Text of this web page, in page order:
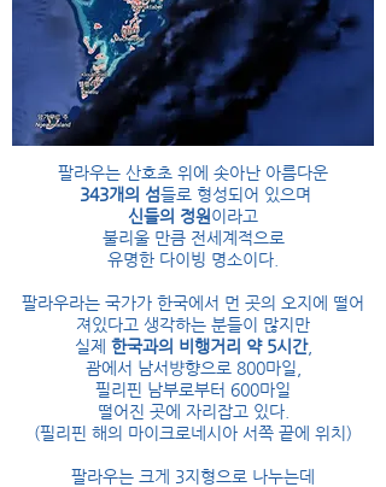
팔라우는 산호초 위에 솟아난 아름다운
343개의 섬들로 형성되어 있으며
신들의 정원이라고
불리울 만큼 전세계적으로
유명한 다이빙 명소이다.
팔라우라는 국가가 한국에서 먼 곳의 오지에 떨어
져있다고 생각하는 분들이 많지만
실제 한국과의 비행거리 약 5시간,
괌에서 남서뱡향으로 800마일,
필리핀 남부로부터 600마일
떨어진 곳에 자리잡고 있다.
(필리핀 해의 마이크로네시아 서쪽 끝에 위치)
팔라우는 크게 3지형으로 나누는데